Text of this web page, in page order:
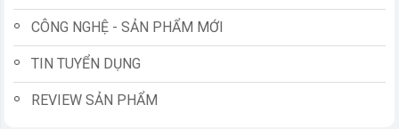
CÔNG NGHỆ - SẢN PHẨM MỚI
TIN TUYỂN DỤNG
REVIEW SẢN PHẨM